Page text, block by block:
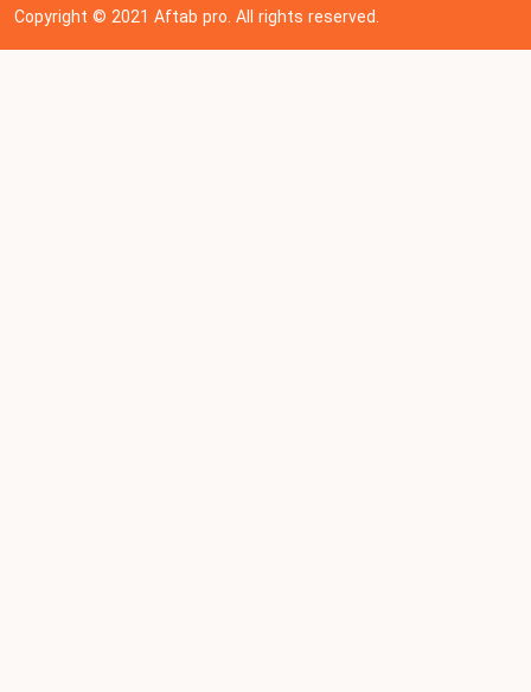
Copyright © 202 1Aftab pro. All rights reserved.